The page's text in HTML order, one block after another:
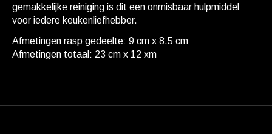
gemakkelijke reiniging is dit een onmisbaar hulpmiddel
voor iedere keukenliefhebber.
Afmetingen rasp gedeelte: 9 cm x 8.5 cm
Afmetingen totaal: 23 cm x 12 xm